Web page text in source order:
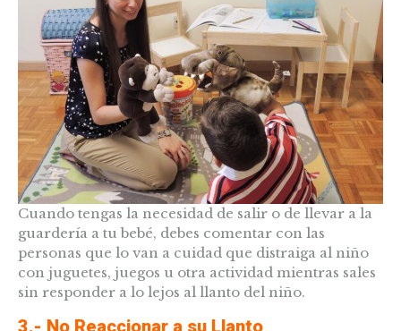
Cuando tengas la necesidad de salir o de llevar a la
guardería a tu bebé, debes comentar con las
personas que lo van a cuidad que distraiga al niño
con juguetes, juegos u otra actividad mientras sales
sin responder a lo lejos al llanto del niño.
3.- No Reaccionar a su Llanto